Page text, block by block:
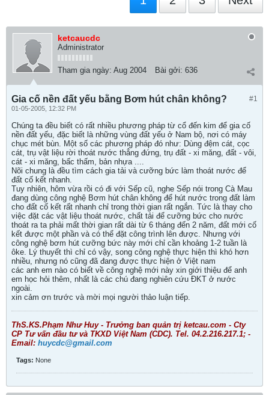
ketcaucdc
Administrator
Tham gia ngày: Aug 2004 Bài gởi: 636
#1
Gia cố nền đất yếu bằng Bơm hút chân không?
01-05-2005, 12:32 PM
Chúng ta đều biết có rất nhiều phương pháp từ cổ đến kim để gia cố
nền đất yếu, đặc biết là những vùng đất yếu ở Nam bộ, nơi có máy
chục mét bùn. Một số các phương pháp đó như: Dùng đệm cát, cọc
cát, trụ vật liệu rời thoát nước thẳng đứng, trụ đất - xi măng, đất - vôi,
cát - xi măng, bấc thấm, bản nhựa ....
Nõi chung là đều tìm cách gia tải và cưỡng bức làm thoát nước để
đất cố kết nhanh.
Tuy nhiên, hôm vừa rồi có đi với Sếp cũ, nghe Sếp nói trong Cà Mau
đang dùng công nghệ Bơm hút chân không để hút nước trong đất làm
cho đất cố kết rất nhanh chỉ trong thời gian rất ngắn. Tức là thay cho
việc đặt các vật liệu thoát nước, chất tải để cưỡng bức cho nước
thoát ra ta phải mất thời gian rất dài từ 6 tháng đến 2 năm, đất mới cố
kết được một phần và có thể đặt công trình lên được. Nhưng với
công nghệ bơm hút cưỡng bức này mới chỉ cần khoảng 1-2 tuần là
ôke. Lý thuyết thì chỉ có vậy, song công nghệ thực hiện thì khó hơn
nhiều, nhưng nó cũng đã đang được thực hiện ở Việt nam
các anh em nào có biết về công nghệ mới này xin giới thiệu để anh
em học hỏi thêm, nhất là các chú đang nghiên cứu ĐKT ở nước
ngoài.
xin cảm ơn trước và mời mọi người thảo luận tiếp.
ThS.KS.Phạm Như Huy - Trưởng ban quản trị ketcau.com - Cty
CP Tư vấn đầu tư và TKXD Việt Nam (CDC). Tel. 04.2.216.217.1; -
Email: huycdc@gmail.com
Tags: None